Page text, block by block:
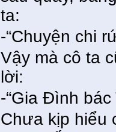
ta:
-“Chuyện chi
Vậy mà cô ta
lời:
-“Gia Đình bác
Chưa kịp hiểu